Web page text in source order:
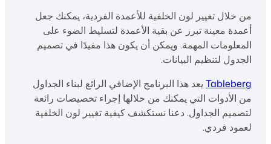
من خلال تغيير لون الخلفية للأعمدة الفردية، يمكنك جعل
أعمدة معينة تبرز عن بقية الأعمدة لتسليط الضوء على
المعلومات المهمة. ويمكن أن يكون هذا مفيدًا في تصميم
الجدول لتنظيم البيانات.
Tableberg يعد هذا البرنامج الإضافي الرائع لبناء الجداول
من الأدوات التي يمكنك من خلالها إجراء تخصيصات رائعة
لتصميم الجداول. دعنا نستكشف كيفية تغيير لون الخلفية
لعمود فردي.